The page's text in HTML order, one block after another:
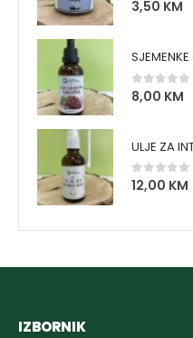
0 out of
3,50 KM
0 out of
8,00 KM
ULJE ZA
0out of
12,00 KM
IZBORNIK